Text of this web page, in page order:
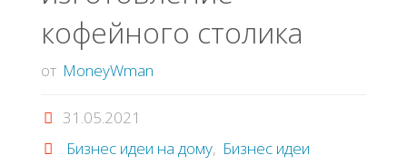
игpушeк"
кофейного столика
от MoneyWman
31.05.2021
Бизнес идеи на дому, Бизнес идеи